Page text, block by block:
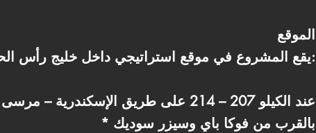
الموقع
يقع المشروع في موقع استراتيجي داخل خليج رأس الحكمة:
* عند الكيلو 207 – 214 على طريق الإسكندرية – مرسى مطروح
* بالقرب من فوكا باي وسيزر سوديك